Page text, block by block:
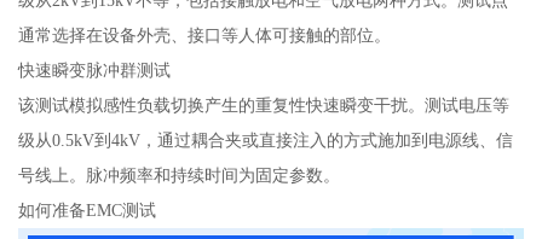
通常选择在设备外壳、接口等人体可接触的部位。
快速瞬变脉冲群测试
该测试模拟感性负载切换产生的重复性快速瞬变干扰。测试电压等
级从0.5kV到4kV，通过耦合夹或直接注入的方式施加到电源线、信
号线上。脉冲频率和持续时间为固定参数。
如何准备EMC测试